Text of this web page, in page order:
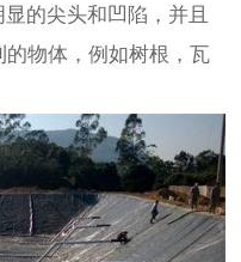
的尖头和凹陷，并且
物体，例如树根，瓦